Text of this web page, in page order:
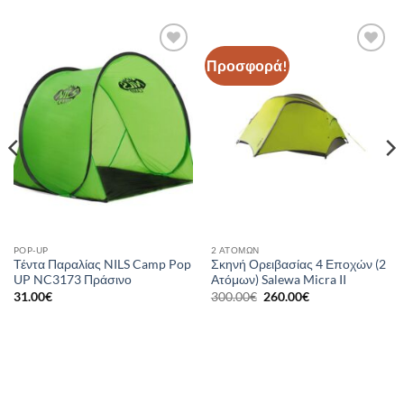
Add to
wishlist
POP-UP
Τέντα Παραλίας NILS Camp Pop
UP NC3173 Πράσινο
31.00€
Προσφορά!
2 ΑΤΌΜΩΝ
Σκηνή Ορειβασίας 4 Εποχών (2
Ατόμων) Salewa Micra II
300.00€ Original
260.00€Η